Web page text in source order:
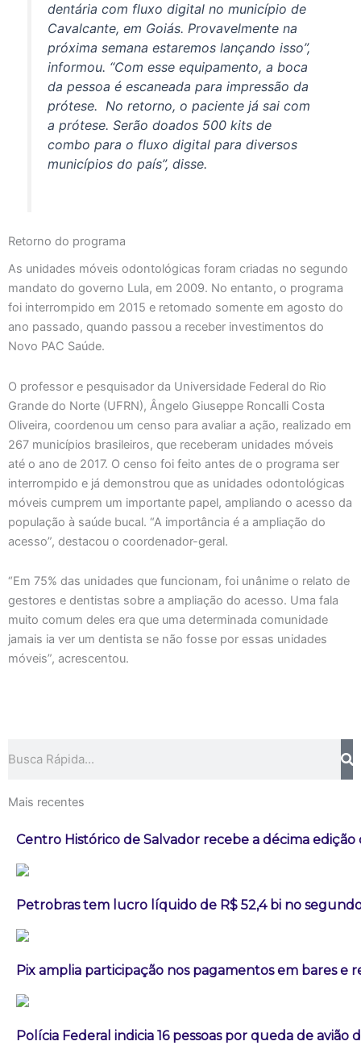
dentária com fluxo digital no município de
Cavalcante, em Goiás. Provavelmente na
próxima semana estaremos lançando isso”,
informou. “Com esse equipamento, a boca
da pessoa é escaneada para impressão da
prótese. No retorno, o paciente já sai com
a prótese. Serão doados 500 kits de
combo para o fluxo digital para diversos
municípios do país”, disse.
Retorno do programa
As unidades móveis odontológicas foram criadas no segundo
mandato do governo Lula, em 2009. No entanto, o programa
foi interrompido em 2015 e retomado somente em agosto do
ano passado, quando passou a receber investimentos do
Novo PAC Saúde.
O professor e pesquisador da Universidade Federal do Rio
Grande do Norte (UFRN), Ângelo Giuseppe Roncalli Costa
Oliveira, coordenou um censo para avaliar a ação, realizado em
267 municípios brasileiros, que receberam unidades móveis
até o ano de 2017. O censo foi feito antes de o programa ser
interrompido e já demonstrou que as unidades odontológicas
móveis cumprem um importante papel, ampliando o acesso da
população à saúde bucal. “A importância é a ampliação do
acesso”, destacou o coordenador-geral.
“Em 75% das unidades que funcionam, foi unânime o relato de
gestores e dentistas sobre a ampliação do acesso. Uma fala
muito comum deles era que uma determinada comunidade
jamais ia ver um dentista se não fosse por essas unidades
móveis”, acrescentou.
Mais recentes
Centro Histórico de Salvador recebe a décima edição
Petrobras tem lucro líquido de R$ 52,4 bi no
Pix amplia participação nos pagamentos em bares e
Polícia Federal indicia 16 pessoas por queda de avião